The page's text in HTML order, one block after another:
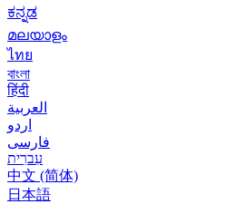
ಕನ್ನಡ
മലയാളം
ไทย
বাংলা
हिंदी
العربية
اردو
فارسی
עִברִית
中文 (简体)
日本語